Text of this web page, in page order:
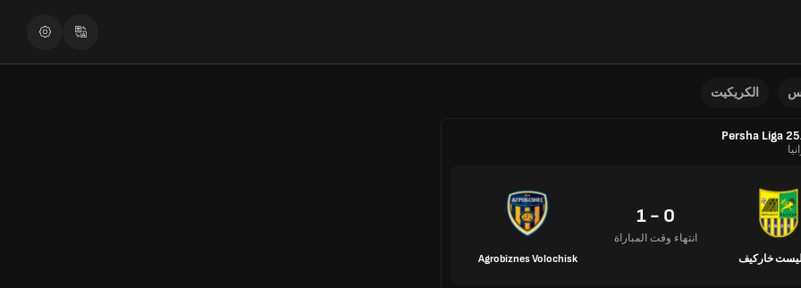
الكريكيت
Persha Liga
خاركيف
0 - 1
انتهاء وقت المباراة
Agrobiznes Volochisk